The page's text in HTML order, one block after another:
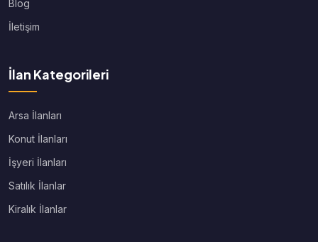
Blog
İletişim
İlan Kategorileri
Arsa İlanları
Konut İlanları
İşyeri İlanları
Satılık İlanlar
Kiralık İlanlar